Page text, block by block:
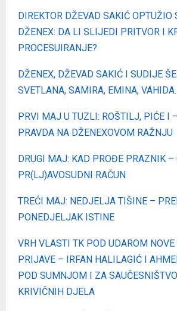
DIREKTOR DŽEVAD SAKIĆ OPTUŽIO
DŽENEX: DA LI SLIJEDI PRITVOR I
PROCESUIRANJE?
DŽENEX, DŽEVAD SAKIĆ I SUDIJE
SVETLANA, SAMIRA, EMINA,
PRVI MAJ U TUZLI: ROŠTILJ, PIĆE I
PRAVDA NA DŽENEXOVOM RAŽNJU
DRUGI MAJ: KAD PROĐE PRAZNIK –
PR(LJ)AVOSUDNI RAČUN
TREĆI MAJ: NEDJELJA TIŠINE –
PONEDJELJAK ISTINE
VRH VLASTI TK POD UDAROM
PRIJAVE – IRFAN HALILAGIĆ I
POD SUMNJOM I ZA
KRIVIČNIH DJELA